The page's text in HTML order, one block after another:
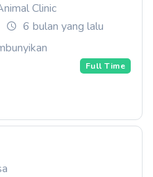
Clinic
6 bulan yang lalu
Full Time